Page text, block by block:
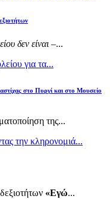
δεν είναι –...
για τα...
στο Πυργί και στο Μουσείο
της...
την κληρονομιά...
«Εγώ...